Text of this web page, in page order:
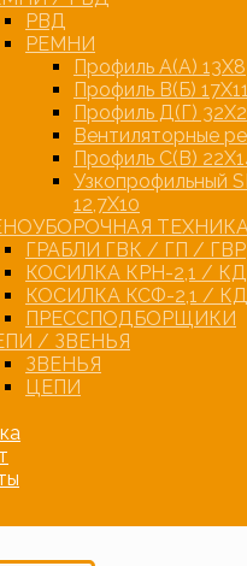
РВД
РЕМНИ
Профиль А(А) 13Х8
Профиль В(Б) 17Х11
Профиль Д(Г)
Вентиляторные
Профиль С(В)
Узкопрофильный
12,7Х10
ТЕХНИКА
ГРАБЛИ ГВК / ГП / ГВР
КОСИЛКА КРН-2,1 /
КОСИЛКА КСФ-2,1 /
ПРЕССПОДБОРЩИКИ
/ ЗВЕНЬЯ
ЗВЕНЬЯ
ЦЕПИ